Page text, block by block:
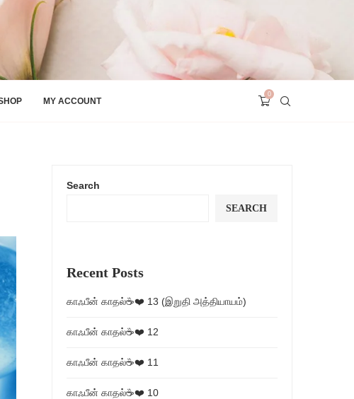
MY ACCOUNT
0
Search
SEARCH
Recent Posts
காஃபீன் காதல்☕❤️ 13 (இறுதி அத்தியாயம்)
காஃபீன் காதல்☕❤️ 12
காஃபீன் காதல்☕❤️ 11
காஃபீன் காதல்☕❤️ 10